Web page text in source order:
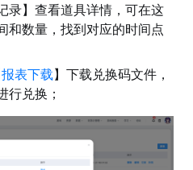
录】查看道具详情，可在这
和数量，找到对应的时间点
报表下载】下载兑换码文件，
行兑换；